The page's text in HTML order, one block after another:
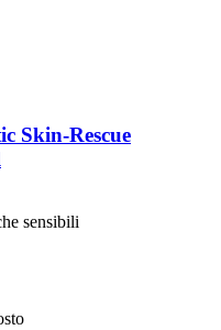
Skin-​Rescue
sensibili